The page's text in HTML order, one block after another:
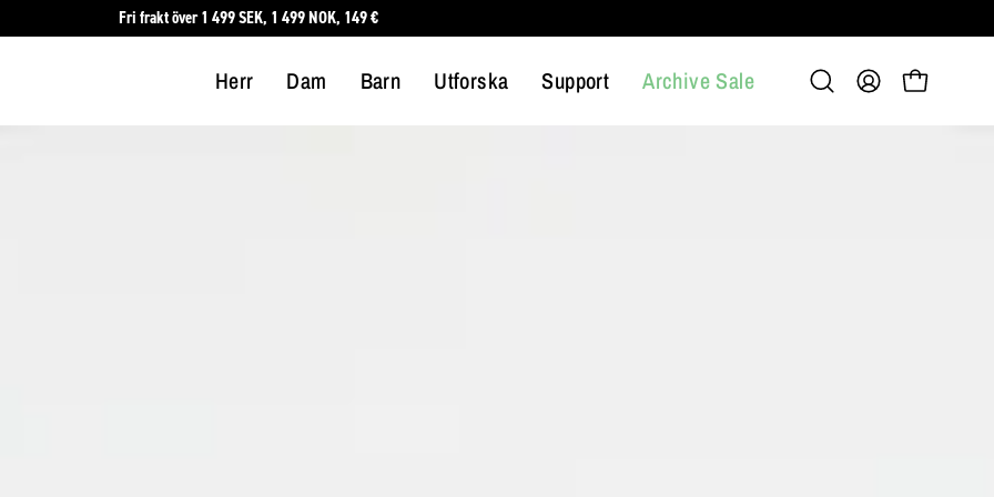
Fri frakt över 1 499 SEK, 1 499 NOK, 149 €
Herr Dam Barn Utforska Support Archive Sale
ÖppnaMitt
Öppna